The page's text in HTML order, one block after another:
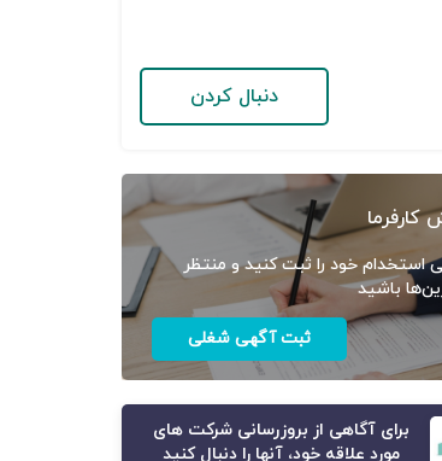
دنبال کردن
استخدام خود را ثبت کنید و منتظر
باشید
ثبت آگهی شغلی
برای آگاهی از بروزرسانی شرکت های
مورد علاقه خود، آنها را دنبال کنید